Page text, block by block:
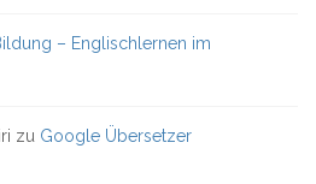
– Englischlernen im
zu Google Übersetzer